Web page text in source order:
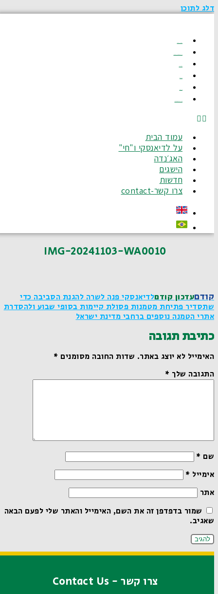
דלג לתוכן
עמוד הבית
על לדיאנסקי ו"חי"
האג׳נדה
הישגים
חדשות
צרו קשר-contact
IMG-20241103-WA0010
קודםעדכון קודםלדיאנסקי פנה לשרה להגנת הסביבה כדי
שתסדיר פתיחת מטמנות פסולת קיימות בסופי שבוע ולהסדרת
אתרי הטמנה נוספים ברחבי מדינת ישראל
כתיבת תגובה
האימייל לא יוצג באתר.שדות החובה מסומנים*
התגובה שלך*
שם*
אימייל*
אתר
שמור בדפדפן זה את השם, האימייל והאתר שלי לפעם הבאה
שאגיב.
צרו קשר - Contact Us